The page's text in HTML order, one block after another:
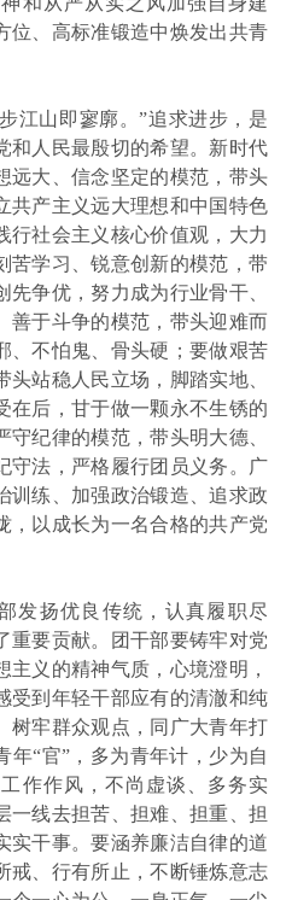
位、高标准锻造中焕发出共青
江山即寥廓。”追求进步，是
和人民最殷切的希望。新时代
远大、信念坚定的模范，带头
共产主义远大理想和中国特色
行社会主义核心价值观，大力
苦学习、锐意创新的模范，带
争优，努力成为行业骨干、
善于斗争的模范，带头迎难而
、不怕鬼、骨头硬；要做艰苦
站稳人民立场，脚踏实地、
在后，甘于做一颗永不生锈的
纪律的模范，带头明大德、
守法，严格履行团员义务。广
训练、加强政治锻造、追求政
，以成长为一名合格的共产党
发扬优良传统，认真履职尽
重要贡献。团干部要铸牢对党
义的精神气质，心境澄明，
受到年轻干部应有的清澈和纯
树牢群众观点，同广大青年打
年“官”，多为青年计，少为自
作作风，不尚虚谈、多务实
一线去担苦、担难、担重、担
实干事。要涵养廉洁自律的道
戒、行有所止，不断锤炼意志